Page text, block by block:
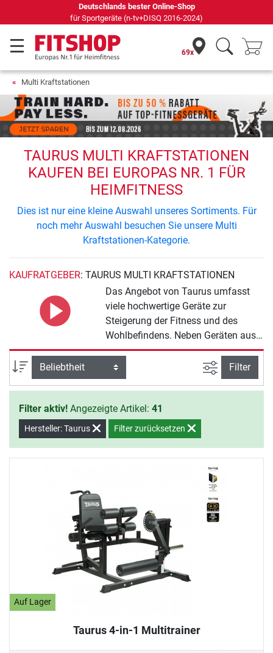
69 Fachmärkte vor Ort mit 75 eigenen Servicetechnikern
69x
Multi Kraftstationen
TAURUS MULTI KRAFTSTATIONEN
KAUFEN BEI EUROPAS NR. 1 FÜR
HEIMFITNESS
Dies ist nur eine kleine Auswahl unseres Sortiments. Für
noch mehr Auswahl besuchen Sie unsere Multi
Kraftstationen-Kategorie.
KAUFRATGEBER: TAURUS MULTI KRAFTSTATIONEN
Das Angebot von Taurus umfasst
viele hochwertige Geräte zur
Steigerung der Fitness und des
Wohlbefindens. Neben Geräten aus
der Reihe Taurus Multi
Kraftstationen gibt es auch
umfangreiches Zubehör. Viel Spaß
beim Training mit Taurus.
Sortierung Ansicht
Filter
Filter aktiv! Angezeigte Artikel: 41
Hersteller: Taurus Filter zurücksetzen
Auf Lager
Taurus 4-in-1 Multitrainer